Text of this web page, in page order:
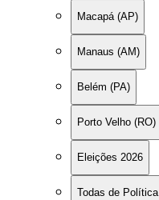
Macapá (AP)
Manaus (AM)
Belém (PA)
Porto Velho (RO)
Eleições 2026
Todas de Política